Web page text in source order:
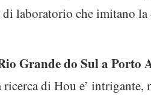
laboratorio che imitano la
Grande do Sul a Porto
di Hou e’ intrigante,